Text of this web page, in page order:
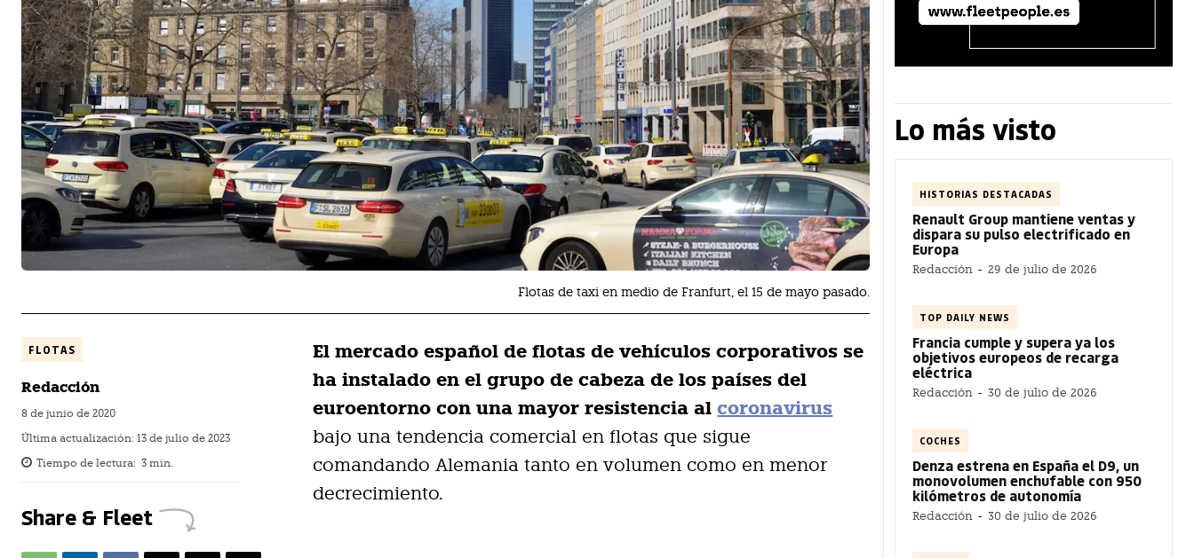
Flotas de taxi en medio de Franfurt, el 15 de mayo pasado.
FLOTAS
Redacción
8 de junio de 2020
Última actualización: 13 de julio de 2023
Tiempo de lectura: 3 min.
Share & Fleet
El mercado español de flotas de vehículos corporativos se
ha instalado en el grupo de cabeza de los países del
euroentorno con una mayor resistencia alcoronavirus
bajo una tendencia comercial en flotas que sigue
comandando Alemania tanto en volumen como en menor
decrecimiento.
Lo más visto
HISTORIAS DESTACADAS
Renault Group mantiene ventas y
dispara su pulso electrificado en
Europa
Redacción - 29 de julio de 2026
TOP DAILY NEWS
Francia cumple y supera ya los
objetivos europeos de recarga
eléctrica
Redacción - 30 de julio de 2026
COCHES
Denza estrena en España el D9, un
monovolumen enchufable con 950
kilómetros de autonomía
Redacción - 30 de julio de 2026